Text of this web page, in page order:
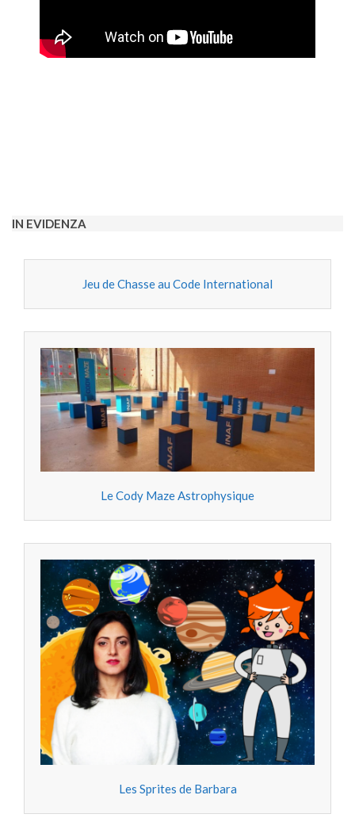
13
IN EVIDENZA
Jeu de Chasse au Code International
Le Cody Maze Astrophysique
Les Sprites de Barbara